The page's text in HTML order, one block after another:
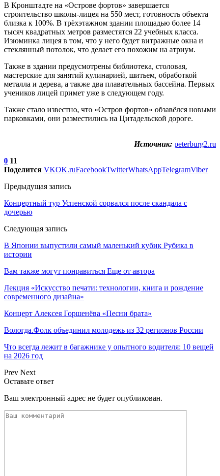
В Кронштадте на «Острове фортов» завершается
строительство школы-лицея на 550 мест, готовность объекта
близка к 100%. В трёхэтажном здании площадью более 14
тысяч квадратных метров разместятся 22 учебных класса.
Изюминка лицея в том, что у него будет витражные окна и
стеклянный потолок, что делает его похожим на атриум.
Также в здании предусмотрены библиотека, столовая,
мастерские для занятий кулинарией, шитьем, обработкой
металла и дерева, а также два плавательных бассейна. Первых
учеников лицей примет уже в следующем году.
Также стало известно, что «Остров фортов» обзавёлся новыми
парковками, они разместились на Цитадельской дороге.
Источник: peterburg2.ru
0 11
Поделится VKOK.ruFacebookTwitterWhatsAppTelegramViber
Предыдущая запись
Концертный тур Успенской сорвался после скандала с
дочерью
Следующая запись
В Японии выпустили самый маленький кубик Рубика в
истории
Вам также могут понравиться Еще от автора
Лекция «Искусство печати: технологии, книга и рождение
современного дизайна»
Концерт Алексея Горшенёва «Песни брата»
Вологда.Фолк объединил молодежь из 32 регионов России
Что всегда лежит в багажнике у опытного водителя: 10 вещей
на 2026 год
Prev Next
Оставьте ответ
Ваш электронный адрес не будет опубликован.